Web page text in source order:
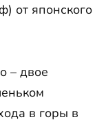
от японского
– двое
в горы в